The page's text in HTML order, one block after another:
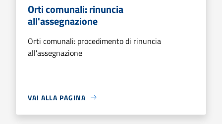
Orti comunali: rinuncia
all'assegnazione
Orti comunali: procedimento di rinuncia
all'assegnazione
VAI ALLA PAGINA